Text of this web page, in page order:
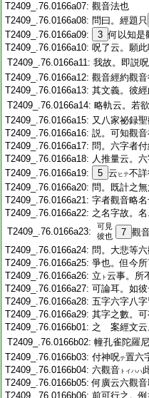
T2409_.76.0166a07: 觀音法也
T2409_.76.0166a08: 問曰。經題只
T2409_.76.0166a09:
3 何以知是
T2409_.76.0166a10: 呪了云。願
T2409_.76.0166a11: 我故。即説
T2409_.76.0166a12: 觀音經約觀
T2409_.76.0166a13: 其文義。彼
T2409_.76.0166a14: 略軌云。若
T2409_.76.0166a15: 又八家祕録
T2409_.76.0166a16: 説。可知觀
T2409_.76.0166a17: 問。六字者
T2409_.76.0166a18: 人推量云。
T2409_.76.0166a19:
5 云 ヒテ不
T2409_.76.0166a20: 問。既計之
T2409_.76.0166a21: 字者觀音略
T2409_.76.0166a22: 之名字故。名
T2409_.76.0166a23:
可見
彼也
7 觀
T2409_.76.0166a24: 問。大悲等
T2409_.76.0166a25: 爭也。但今
T2409_.76.0166a26: 立 ト 云事。所
T2409_.76.0166a27: 可論耳。如
T2409_.76.0166a28: 五字六字八字
T2409_.76.0166a29: 其字之數。
T2409_.76.0166b01: 之 案經文云
T2409_.76.0166b02: 幢孔雀陀羅
T2409_.76.0166b03: 付神呪テ置六
T2409_.76.0166b04: 六觀音 トイハハ
T2409_.76.0166b05:何廣云六觀
T2409_.76.0166b06: 前可行之。